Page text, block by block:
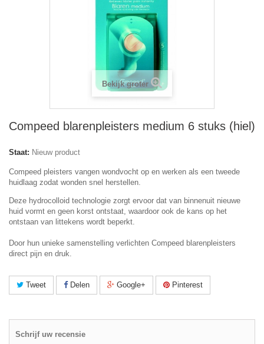
Bekijk groter
Compeed blarenpleisters medium 6 stuks (hiel)
Staat: Nieuw product
Compeed pleisters vangen wondvocht op en werken als een tweede
huidlaag zodat wonden snel herstellen.
Deze hydrocolloid technologie zorgt ervoor dat van binnenuit nieuwe
huid vormt en geen korst ontstaat, waardoor ook de kans op het
ontstaan van littekens wordt beperkt.
Door hun unieke samenstelling verlichten Compeed blarenpleisters
direct pijn en druk.
Tweet Delen Google+ Pinterest
Schrijf uw recensie